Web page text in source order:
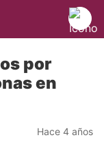
por
en
Hace 4 años